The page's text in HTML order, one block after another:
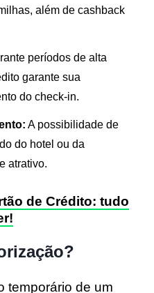
além de cashback
períodos de alta
garante sua
do check-in.
A possibilidade de
do hotel ou da
atrativo.
de Crédito: tudo
temporário de um